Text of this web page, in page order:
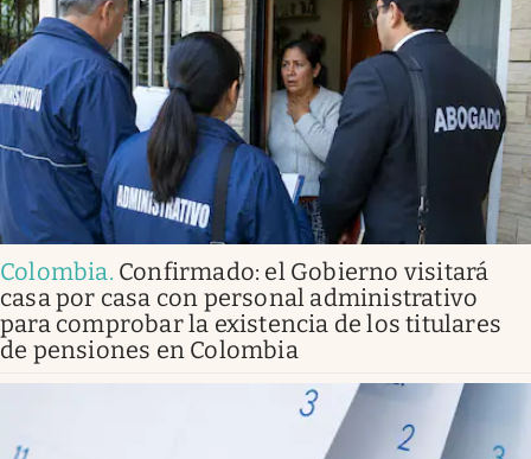
Colombia. Confirmado: el Gobierno visitará
casa por casa con personal administrativo
para comprobar la existencia de los titulares
de pensiones en Colombia